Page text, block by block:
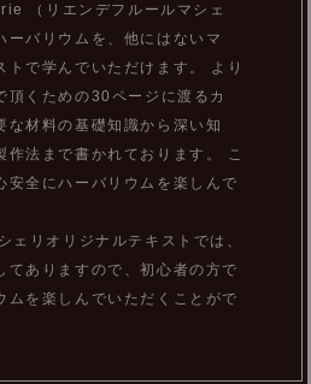
（リエンデフルールマシェ
ーバリウムを、他にはないマ
トで学んでいただけます。 より
頂くための30ページに渡るカ
な材料の基礎知識から深い知
作法まで書かれております。 こ
安全にハーバリウムを楽しんで
リオリジナルテキストでは、
てありますので、初心者の方で
ムを楽しんでいただくことがで